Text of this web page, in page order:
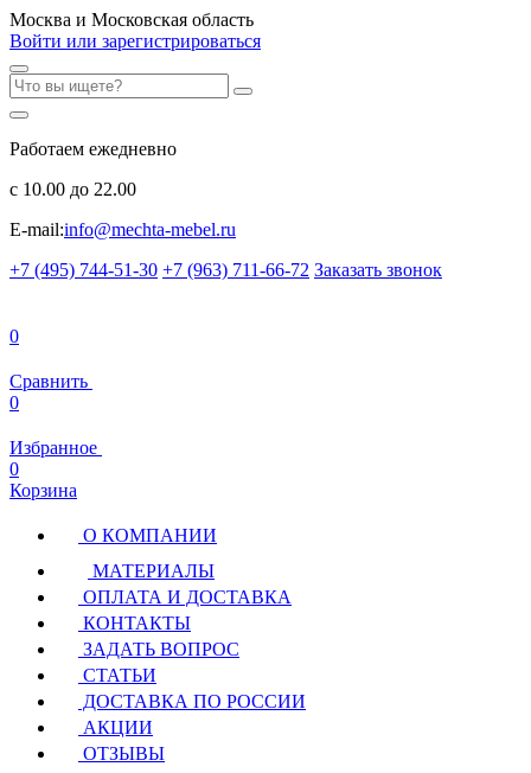
Москва и Московская область
Войти или зарегистрироваться
Работаем ежедневно
с 10.00 до 22.00
E-mail:info@mechta-mebel.ru
+7 (495) 744-51-30 +7 (963) 711-66-72 Заказать звонок
0
Сравнить
0
Избранное
0
Корзина
О КОМПАНИИ
МАТЕРИАЛЫ
ОПЛАТА И ДОСТАВКА
КОНТАКТЫ
ЗАДАТЬ ВОПРОС
СТАТЬИ
ДОСТАВКА ПО РОССИИ
АКЦИИ
ОТЗЫВЫ